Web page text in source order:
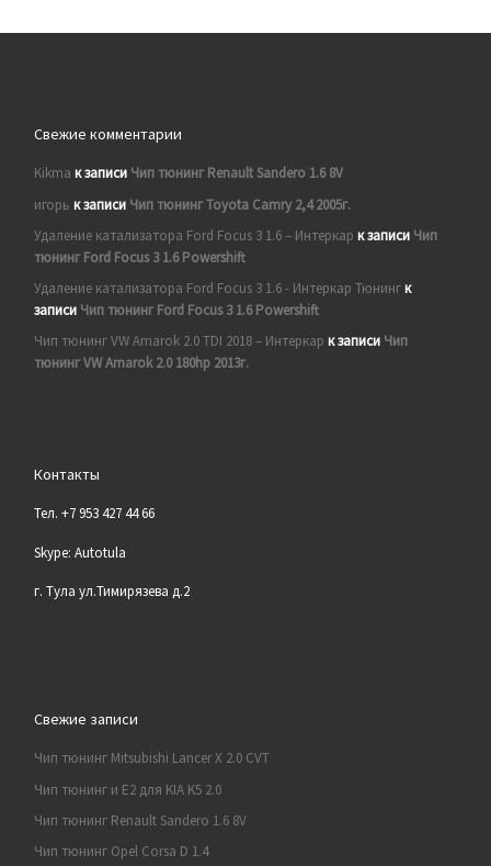
Свежие комментарии
Kikma к записи Чип тюнинг Renault Sandero 1.6 8V
игорь к записи Чип тюнинг Toyota Camry 2,4 2005г.
Удаление катализатора Ford Focus 3 1.6 – Интеркар к записи Чип
тюнинг Ford Focus 3 1.6 Powershift
Удаление катализатора Ford Focus 3 1.6 - Интеркар Тюнингк
записи Чип тюнинг Ford Focus 3 1.6 Powershift
Чип тюнинг VW Amarok 2.0 TDI 2018 – Интеркар к записи Чип
тюнинг VW Amarok 2.0 180hp 2013г.
Контакты
Тел. +7 953 427 44 66
Skype: Autotula
г. Тула ул.Тимирязева д.2
Свежие записи
Чип тюнинг Mitsubishi Lancer X 2.0 CVT
Чип тюнинг и E2 для KIA K5 2.0
Чип тюнинг Renault Sandero 1.6 8V
Чип тюнинг Opel Corsa D 1.4